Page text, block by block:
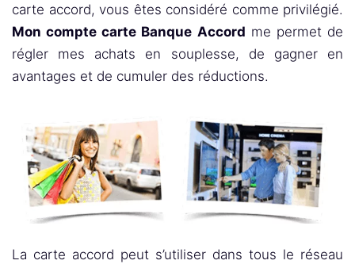
carte accord, vous êtes considéré comme privilégié.
Mon compte carte Banque Accord me permet de
régler mes achats en souplesse, de gagner en
avantages et de cumuler des réductions.
La carte accord peut s’utiliser dans tous le réseau